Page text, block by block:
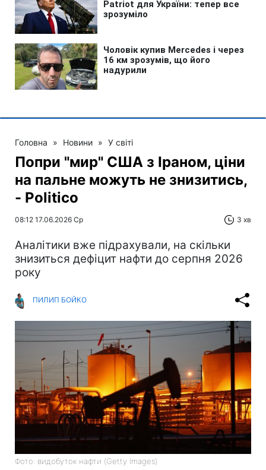
Головна » Новини » У світі
Попри "мир" США з Іраном, ціни
на пальне можуть не знизитись,
- Politico
08:12 17.06.2026 Ср 3 хв
Аналітики вже підрахували, на скільки
знизиться дефіцит нафти до серпня 2026
року
ПИЛИП БОЙКО
Фото: видобуток нафти (Getty Images)